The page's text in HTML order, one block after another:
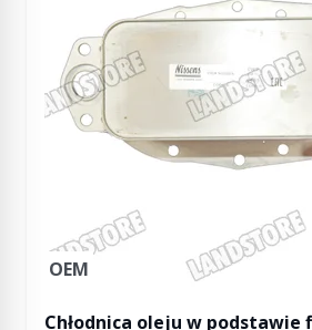
OEM
Chłodnica oleju w podstawie